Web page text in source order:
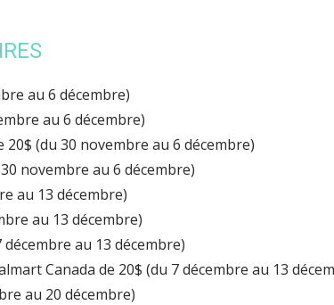
au 6 décembre)
au 6 décembre)
20$ (du 30 novembre au 6 décembre)
novembre au 6 décembre)
au 13 décembre)
au 13 décembre)
au 13 décembre)
Canada de 20$ (du 7 décembre au 13
au 20 décembre)